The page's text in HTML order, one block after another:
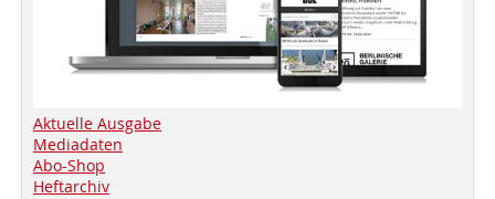
Aktuelle Ausgabe
Mediadaten
Abo-Shop
Heftarchiv